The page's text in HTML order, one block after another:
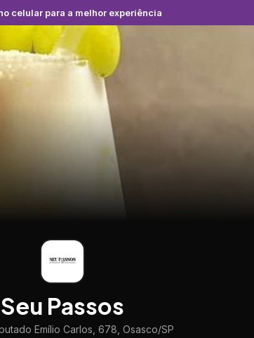
celular para a melhor experiência
Seu Passos
Emílio Carlos, 678, Osasco/SP